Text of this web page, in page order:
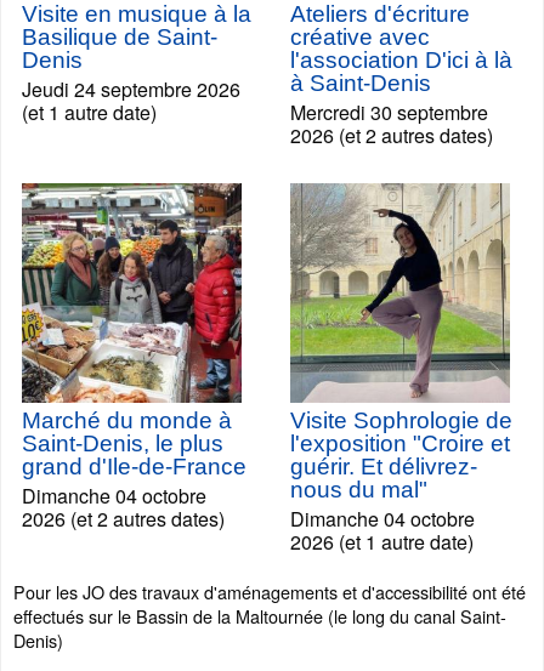
Visite en musique à la
Basilique de Saint-
Denis
Jeudi 24 septembre 2026
(et 1 autre date)
Ateliers d'écriture
créative avec
l'association D'ici à là
à Saint-Denis
Mercredi 30 septembre
2026 (et 2 autres dates)
Marché du monde à
Saint-Denis, le plus
grand d'Ile-de-France
Dimanche 04 octobre
2026 (et 2 autres dates)
Visite Sophrologie de
l'exposition "Croire et
guérir. Et délivrez-
nous du mal"
Dimanche 04 octobre
2026 (et 1 autre date)
Pour les JO des travaux d'aménagements et d'accessibilité ont été
effectués sur le Bassin de la Maltournée (le long du canal Saint-
Denis)